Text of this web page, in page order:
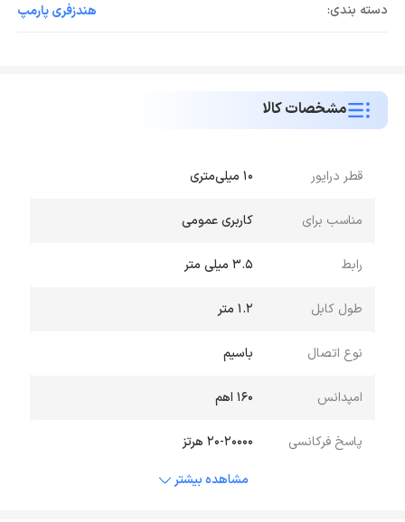
دسته بندی:
هندزفری پارمپ
مشخصات کالا
قطر درایور 10 میلی‌متری
مناسب برای کاربری عمومی
رابط 3.5 میلی متر
طول کابل 1.2 متر
نوع اتصال باسیم
امپدانس ۱۶۰ اهم
پاسخ فرکانسی
۲۰-۲۰۰۰۰ هرتز
مشاهده بیشتر